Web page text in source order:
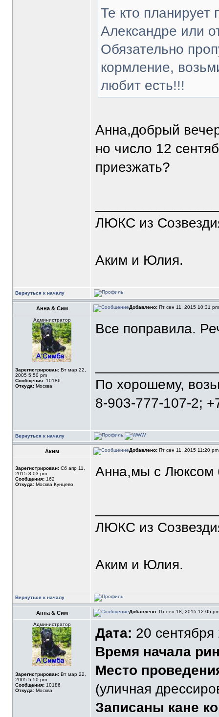
Те кто планирует
Александре или
Обязательно
кормление,
любит есть!!!
Анна,добрый
но число 12
приезжать?
ЛЮКС из
Аким и Юлия.
Вернуться к началу
Анна & Сим Добавлено: Пт сен 11, 2015 10:31
Администратор
Зарегистрирован: Вт мар 22,
2005 5:50 pm
Сообщения: 10186
Откуда: Москва
Все поправила.
По хорошему,
8-903-777-107-2;
Вернуться к началу
Аким Добавлено: Пт сен 11, 2015 11:20
Зарегистрирован: Сб апр 11,
2015 8:03 pm
Сообщения: 162
Откуда: Москва,Кунцево.
Анна,мы с Люксом
ЛЮКС из
Аким и Юлия.
Вернуться к началу
Анна & Сим Добавлено: Пт сен 18, 2015 12:05
Администратор
Зарегистрирован: Вт мар 22,
2005 5:50 pm
Сообщения: 10186
Откуда: Москва
Дата: 20 сентября
Время начала
Место
(уличная
Записаны кане